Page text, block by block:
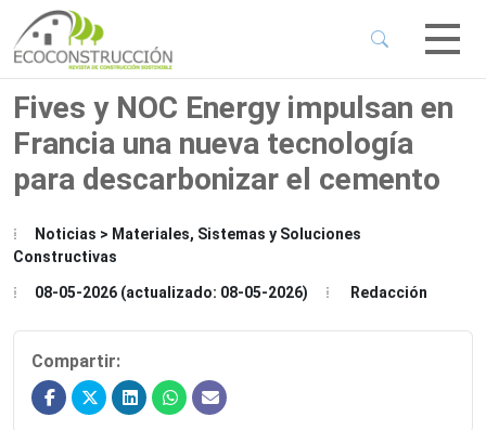
Menu
Menu
Fives y NOC Energy impulsan en
Francia una nueva tecnología
para descarbonizar el cemento
Noticias > Materiales, Sistemas y Soluciones
Constructivas
08-05-2026 (actualizado: 08-05-2026) Redacción
Compartir: